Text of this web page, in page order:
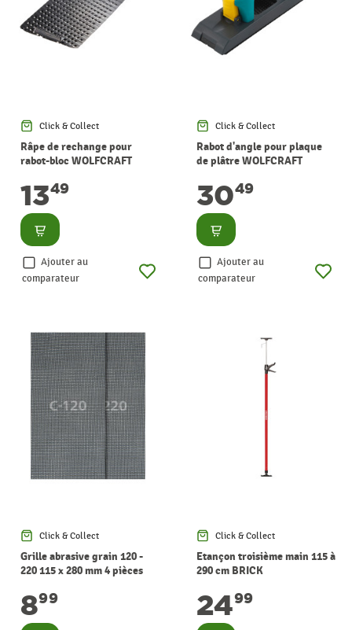
Click & Collect
Râpe de rechange pour
rabot-bloc WOLFCRAFT
1349
Consulter
Ajouter au
comparateur
Click & Collect
Rabot d'angle pour plaque
de plâtre WOLFCRAFT
3049
Consulter
Ajouter au
comparateur
Click & Collect
Grille abrasive grain 120 -
220 115 x 280 mm 4 pièces
899
Click & Collect
Etançon troisième main 115 à
290 cm BRICK
2499